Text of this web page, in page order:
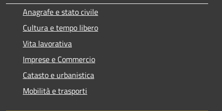
Anagrafe e stato civile
Cultura e tempo libero
Vita lavorativa
Imprese e Commercio
Catasto e urbanistica
Mobilità e trasporti